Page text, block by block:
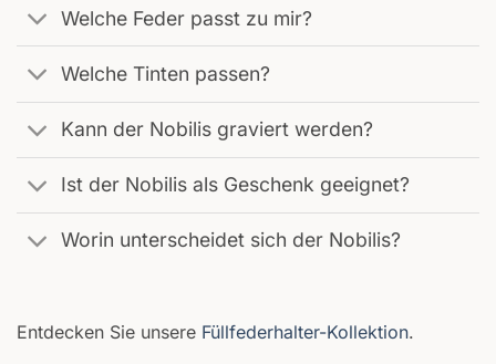
Welche Feder passt zu mir?
Welche Tinten passen?
Kann der Nobilis graviert werden?
Ist der Nobilis als Geschenk geeignet?
Worin unterscheidet sich der Nobilis?
Entdecken Sie unsere Füllfederhalter-Kollektion.